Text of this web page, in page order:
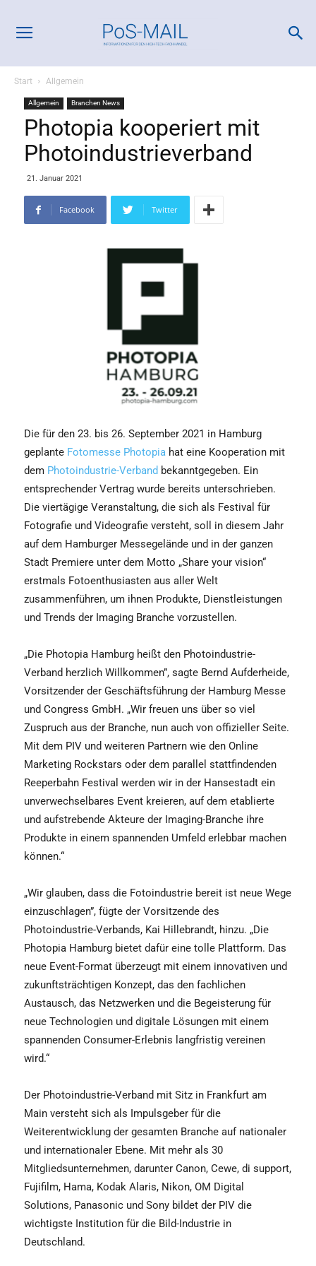
Start Allgemein
Allgemein Branchen News
Photopia kooperiert mit
Photoindustrieverband
21. Januar 2021
Facebook Twitter
Die für den 23. bis 26. September 2021 in Hamburg
geplante Fotomesse Photopia hat eine Kooperation mit
dem Photoindustrie-Verband bekanntgegeben. Ein
entsprechender Vertrag wurde bereits unterschrieben.
Die viertägige Veranstaltung, die sich als Festival für
Fotografie und Videografie versteht, soll in diesem Jahr
auf dem Hamburger Messegelände und in der ganzen
Stadt Premiere unter dem Motto „Share your vision“
erstmals Fotoenthusiasten aus aller Welt
zusammenführen, um ihnen Produkte, Dienstleistungen
und Trends der Imaging Branche vorzustellen.
„Die Photopia Hamburg heißt den Photoindustrie-
Verband herzlich Willkommen”, sagte Bernd Aufderheide,
Vorsitzender der Geschäftsführung der Hamburg Messe
und Congress GmbH. „Wir freuen uns über so viel
Zuspruch aus der Branche, nun auch von offizieller Seite.
Mit dem PIV und weiteren Partnern wie den Online
Marketing Rockstars oder dem parallel stattfindenden
Reeperbahn Festival werden wir in der Hansestadt ein
unverwechselbares Event kreieren, auf dem etablierte
und aufstrebende Akteure der Imaging-Branche ihre
Produkte in einem spannenden Umfeld erlebbar machen
können.“
„Wir glauben, dass die Fotoindustrie bereit ist neue Wege
einzuschlagen”, fügte der Vorsitzende des
Photoindustrie-Verbands, Kai Hillebrandt, hinzu. „Die
Photopia Hamburg bietet dafür eine tolle Plattform. Das
neue Event-Format überzeugt mit einem innovativen und
zukunftsträchtigen Konzept, das den fachlichen
Austausch, das Netzwerken und die Begeisterung für
neue Technologien und digitale Lösungen mit einem
spannenden Consumer-Erlebnis langfristig vereinen
wird.“
Der Photoindustrie-Verband mit Sitz in Frankfurt am
Main versteht sich als Impulsgeber für die
Weiterentwicklung der gesamten Branche auf nationaler
und internationaler Ebene. Mit mehr als 30
Mitgliedsunternehmen, darunter Canon, Cewe, di support,
Fujifilm, Hama, Kodak Alaris, Nikon, OM Digital
Solutions, Panasonic und Sony bildet der PIV die
wichtigste Institution für die Bild-Industrie in
Deutschland.